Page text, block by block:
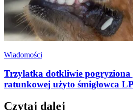
Wiadomości
Trzylatka dotkliwie pogryziona
ratunkowej użyto śmigłowca
Czytaj dalej